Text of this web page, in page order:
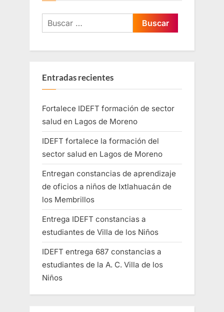
Entradas recientes
Fortalece IDEFT formación de sector
salud en Lagos de Moreno
IDEFT fortalece la formación del
sector salud en Lagos de Moreno
Entregan constancias de aprendizaje
de oficios a niños de Ixtlahuacán de
los Membrillos
Entrega IDEFT constancias a
estudiantes de Villa de los Niños
IDEFT entrega 687 constancias a
estudiantes de la A. C. Villa de los
Niños